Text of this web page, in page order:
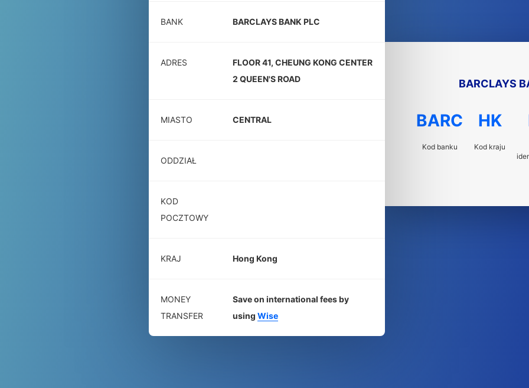
BANK BARCLAYS BANK PLC
ADRES
FLOOR 41, CHEUNG KONG CENTER
2 QUEEN'S ROAD
MIASTO CENTRAL
ODDZIAŁ
KOD
POCZTOWY
KRAJ Hong Kong
MONEY
TRANSFER
Save on international fees by
using Wise
BARCLAYS
BARC
Kod banku
HK
Kod kraju